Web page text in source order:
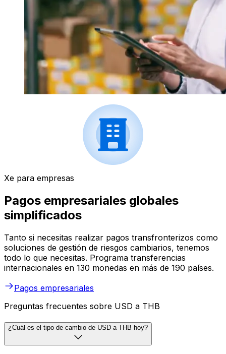
Xe para empresas
Pagos empresariales globales
simplificados
Tanto si necesitas realizar pagos transfronterizos como
soluciones de gestión de riesgos cambiarios, tenemos
todo lo que necesitas. Programa transferencias
internacionales en 130 monedas en más de 190 países.
Pagos empresariales
Preguntas frecuentes sobre USD a THB
¿Cuál es el tipo de cambio de USD a THB hoy?